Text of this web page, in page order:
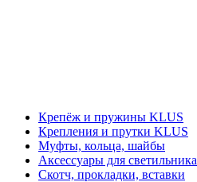
Крепёж и пружины KLUS
Крепления и прутки KLUS
Муфты, кольца, шайбы
Аксессуары для светильника
Скотч, прокладки, вставки